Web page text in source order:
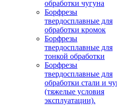
обработки чугуна
Борфрезы
твердосплавные для
обработки кромок
Борфрезы
твердосплавные для
тонкой обработки
Борфрезы
твердосплавные для
обработки стали и
(тяжелые условия
эксплуатации).